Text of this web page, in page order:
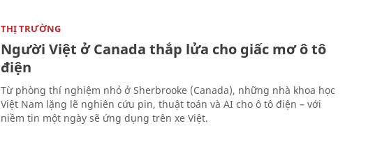
THỊ TRƯỜNG
Người Việt ở Canada thắp lửa cho giấc mơ ô tô
điện
Từ phòng thí nghiệm nhỏ ở Sherbrooke (Canada), những nhà khoa học
Việt Nam lặng lẽ nghiên cứu pin, thuật toán và AI cho ô tô điện – với
niềm tin một ngày sẽ ứng dụng trên xe Việt.